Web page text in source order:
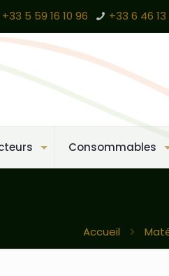
+33 5 59 16 10 96 +33 6 46 13
Consommables
Accueil